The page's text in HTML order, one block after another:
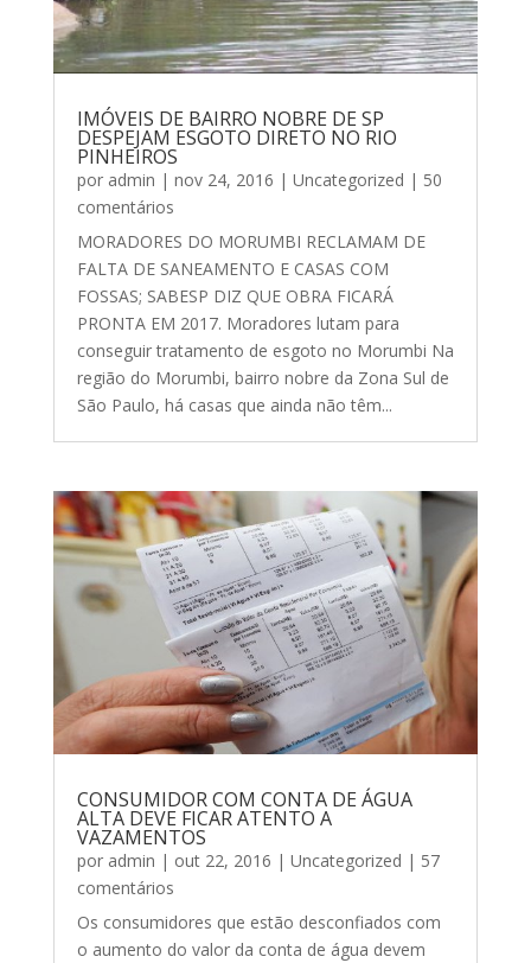
IMÓVEIS DE BAIRRO NOBRE DE SP
DESPEJAM ESGOTO DIRETO NO RIO
PINHEIROS
por admin | nov 24, 2016 | Uncategorized | 50
comentários
MORADORES DO MORUMBI RECLAMAM DE
FALTA DE SANEAMENTO E CASAS COM
FOSSAS; SABESP DIZ QUE OBRA FICARÁ
PRONTA EM 2017. Moradores lutam para
conseguir tratamento de esgoto no Morumbi Na
região do Morumbi, bairro nobre da Zona Sul de
São Paulo, há casas que ainda não têm...
CONSUMIDOR COM CONTA DE ÁGUA
ALTA DEVE FICAR ATENTO A
VAZAMENTOS
por admin | out 22, 2016 | Uncategorized | 57
comentários
Os consumidores que estão desconfiados com
o aumento do valor da conta de água devem